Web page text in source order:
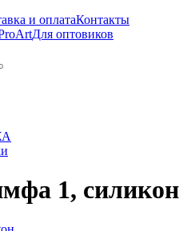
и оплатаКонтакты
Для оптовиков
1, силикон